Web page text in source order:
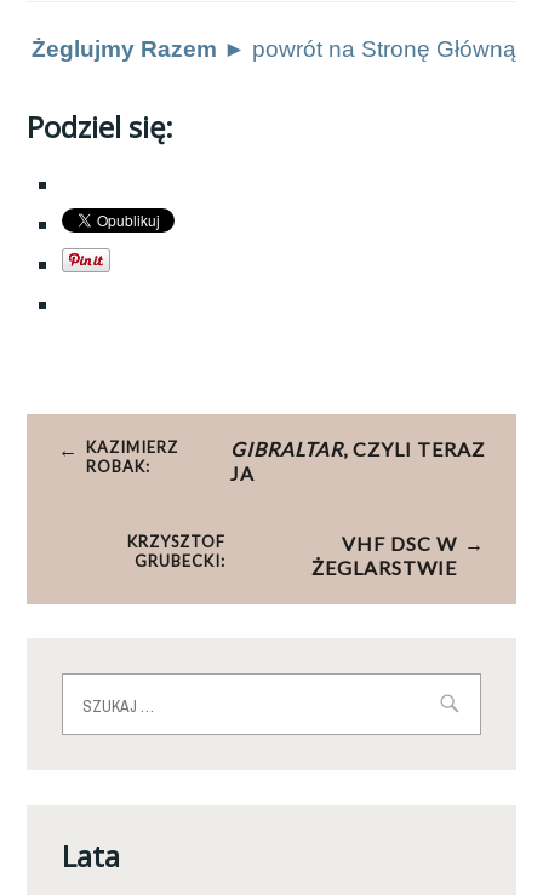
Żeglujmy Razem ► powrót na Stronę Główną
Podziel się:
Nawigacja
wpisu
KAZIMIERZ
ROBAK:
GIBRALTAR, CZYLI TERAZ
JA
KRZYSZTOF
GRUBECKI:
VHF DSC W
ŻEGLARSTWIE
Lata